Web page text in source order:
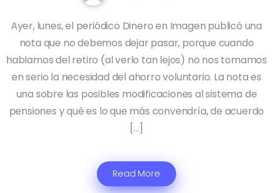
Ayer, lunes, el periódico Dinero en Imagen publicó una
nota que no debemos dejar pasar, porque cuando
hablamos del retiro (al verlo tan lejos) no nos tomamos
en serio la necesidad del ahorro voluntario. La nota es
una sobre las posibles modificaciones al sistema de
pensiones y qué es lo que más convendría, de acuerdo
[…]
Read More